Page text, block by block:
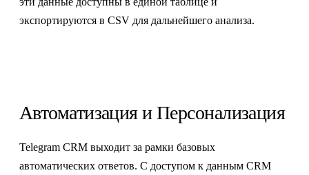
экспортируются в CSV для дальнейшего анализа.
Автоматизация и Персонализация
Telegram CRM выходит за рамки базовых
автоматических ответов. С доступом к данным CRM